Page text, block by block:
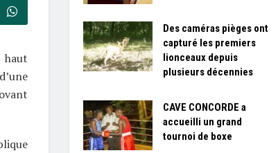
haut
Des caméras pièges ont
capturé les premiers
lionceaux depuis
plusieurs décennies
CAVE CONCORDE a
accueilli un grand
tournoi de boxe